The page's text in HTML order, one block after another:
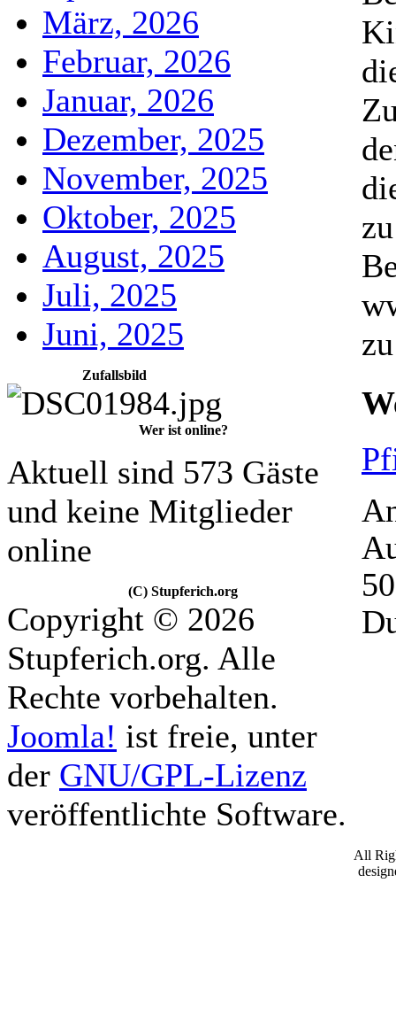
März, 2026
Februar, 2026
Januar, 2026
Dezember, 2025
November, 2025
Oktober, 2025
August, 2025
Juli, 2025
Juni, 2025
Zufallsbild
Wer ist online?
Aktuell sind 573 Gäste
und keine Mitglieder
online
(C) Stupferich.org
Copyright © 2026
Stupferich.org. Alle
Rechte vorbehalten.
Joomla! ist freie, unter
der GNU/GPL-Lizenz
veröffentlichte Software.
All